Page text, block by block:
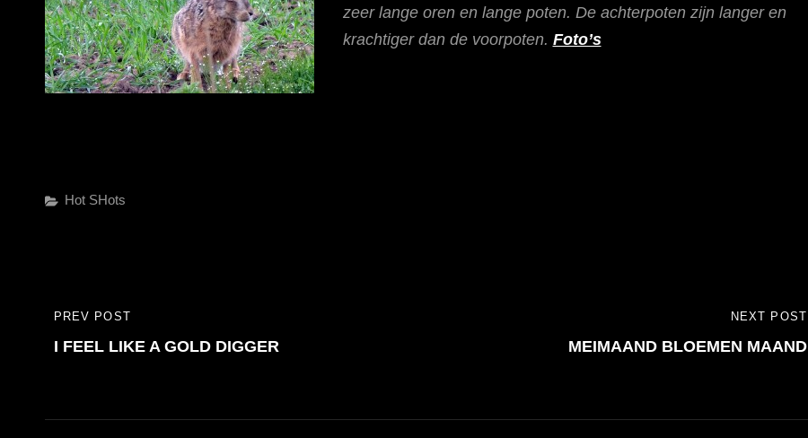
zeer lange oren en lange poten. De achterpoten zijn langer en
krachtiger dan de voorpoten. Foto’s
Categories
Hot SHots
Bericht
navigatie
PREVIOUS
POST
PREV POST
I FEEL LIKE A GOLD DIGGER
NEXT POST
MEIMAAND BLOEMEN MAAND